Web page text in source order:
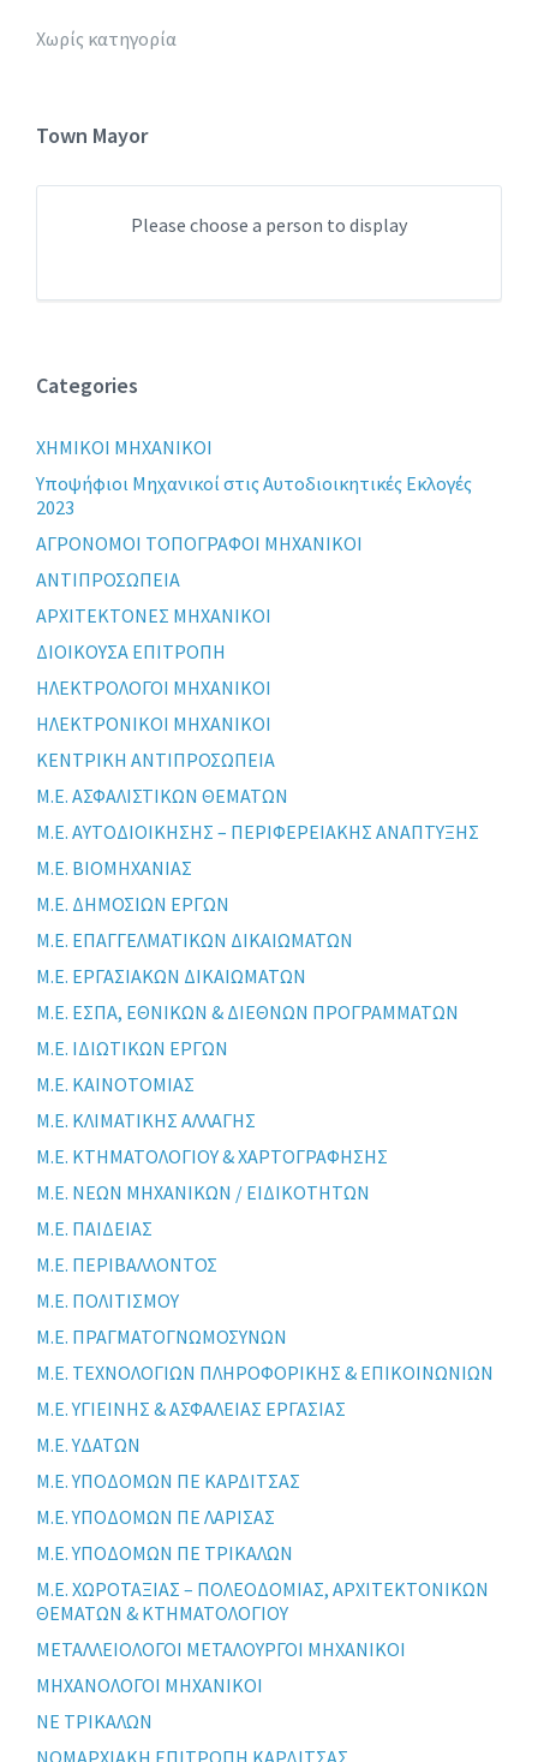
Χωρίς κατηγορία
Town Mayor
Please choose a person to display
Categories
XHMIKOI MHXANIKOI
Yποψήφιοι Μηχανικοί στις Αυτοδιοικητικές Εκλογές
2023
ΑΓΡΟΝΟΜΟΙ ΤΟΠΟΓΡΑΦΟΙ ΜΗΧΑΝΙΚΟΙ
ΑΝΤΙΠΡΟΣΩΠΕΙΑ
ΑΡΧΙΤΕΚΤΟΝΕΣ ΜΗΧΑΝΙΚΟΙ
ΔΙΟΙΚΟΥΣΑ ΕΠΙΤΡΟΠΗ
ΗΛΕΚΤΡΟΛΟΓΟΙ ΜΗΧΑΝΙΚΟΙ
ΗΛΕΚΤΡΟΝΙΚΟΙ ΜΗΧΑΝΙΚΟΙ
ΚΕΝΤΡΙΚΗ ΑΝΤΙΠΡΟΣΩΠΕΙΑ
Μ.Ε. ΑΣΦΑΛΙΣΤΙΚΩΝ ΘΕΜΑΤΩΝ
Μ.Ε. ΑΥΤΟΔΙΟΙΚΗΣΗΣ – ΠΕΡΙΦΕΡΕΙΑΚΗΣ ΑΝΑΠΤΥΞΗΣ
Μ.Ε. ΒΙΟΜΗΧΑΝΙΑΣ
Μ.Ε. ΔΗΜΟΣΙΩΝ ΕΡΓΩΝ
Μ.Ε. ΕΠΑΓΓΕΛΜΑΤΙΚΩΝ ΔΙΚΑΙΩΜΑΤΩΝ
Μ.Ε. ΕΡΓΑΣΙΑΚΩΝ ΔΙΚΑΙΩΜΑΤΩΝ
Μ.Ε. ΕΣΠΑ, ΕΘΝΙΚΩΝ & ΔΙΕΘΝΩΝ ΠΡΟΓΡΑΜΜΑΤΩΝ
Μ.Ε. ΙΔΙΩΤΙΚΩΝ ΕΡΓΩΝ
Μ.Ε. ΚΑΙΝΟΤΟΜΙΑΣ
Μ.Ε. ΚΛΙΜΑΤΙΚΗΣ ΑΛΛΑΓΗΣ
Μ.Ε. ΚΤΗΜΑΤΟΛΟΓΙΟΥ & ΧΑΡΤΟΓΡΑΦΗΣΗΣ
Μ.Ε. ΝΕΩΝ ΜΗΧΑΝΙΚΩΝ / ΕΙΔΙΚΟΤΗΤΩΝ
Μ.Ε. ΠΑΙΔΕΙΑΣ
Μ.Ε. ΠΕΡΙΒΑΛΛΟΝΤΟΣ
Μ.Ε. ΠΟΛΙΤΙΣΜΟΥ
Μ.Ε. ΠΡΑΓΜΑΤΟΓΝΩΜΟΣΥΝΩΝ
Μ.Ε. ΤΕΧΝΟΛΟΓΙΩΝ ΠΛΗΡΟΦΟΡΙΚΗΣ & ΕΠΙΚΟΙΝΩΝΙΩΝ
Μ.Ε. ΥΓΙΕΙΝΗΣ & ΑΣΦΑΛΕΙΑΣ ΕΡΓΑΣΙΑΣ
Μ.Ε. ΥΔΑΤΩΝ
Μ.Ε. ΥΠΟΔΟΜΩΝ ΠΕ ΚΑΡΔΙΤΣΑΣ
Μ.Ε. ΥΠΟΔΟΜΩΝ ΠΕ ΛΑΡΙΣΑΣ
Μ.Ε. ΥΠΟΔΟΜΩΝ ΠΕ ΤΡΙΚΑΛΩΝ
Μ.Ε. ΧΩΡΟΤΑΞΙΑΣ – ΠΟΛΕΟΔΟΜΙΑΣ, ΑΡΧΙΤΕΚΤΟΝΙΚΩΝ
ΘΕΜΑΤΩΝ & ΚΤΗΜΑΤΟΛΟΓΙΟΥ
ΜΕΤΑΛΛΕΙΟΛΟΓΟΙ ΜΕΤΑΛΟΥΡΓΟΙ ΜΗΧΑΝΙΚΟΙ
ΜΗΧΑΝΟΛΟΓΟΙ ΜΗΧΑΝΙΚΟΙ
ΝΕ ΤΡΙΚΑΛΩΝ